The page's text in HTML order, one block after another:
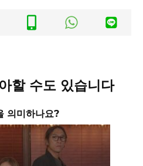
할 수도 있습니다
의미하나요?